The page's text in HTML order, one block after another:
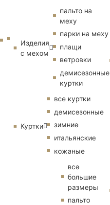
Изделия
с мехом
пальто на
меху
парки на меху
плащи
ветровки
демисезонные
куртки
Куртки
все куртки
демисезонные
зимние
итальянские
кожаные
все
большие
размеры
пальто